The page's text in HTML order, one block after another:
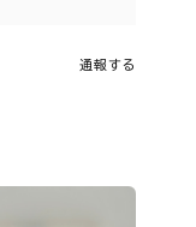
通報する